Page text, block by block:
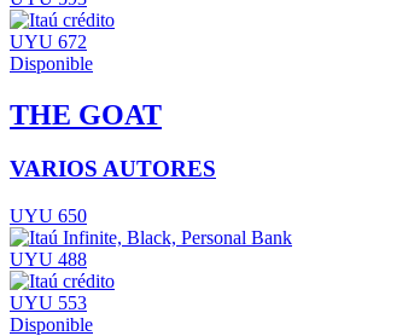
UYU 672
Disponible
THE GOAT
VARIOS AUTORES
UYU 650
UYU 488
UYU 553
Disponible